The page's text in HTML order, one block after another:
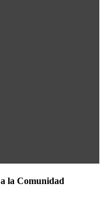
la Comunidad